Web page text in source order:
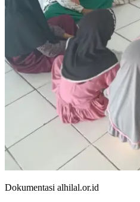
Dokumentasi alhilal.or.id